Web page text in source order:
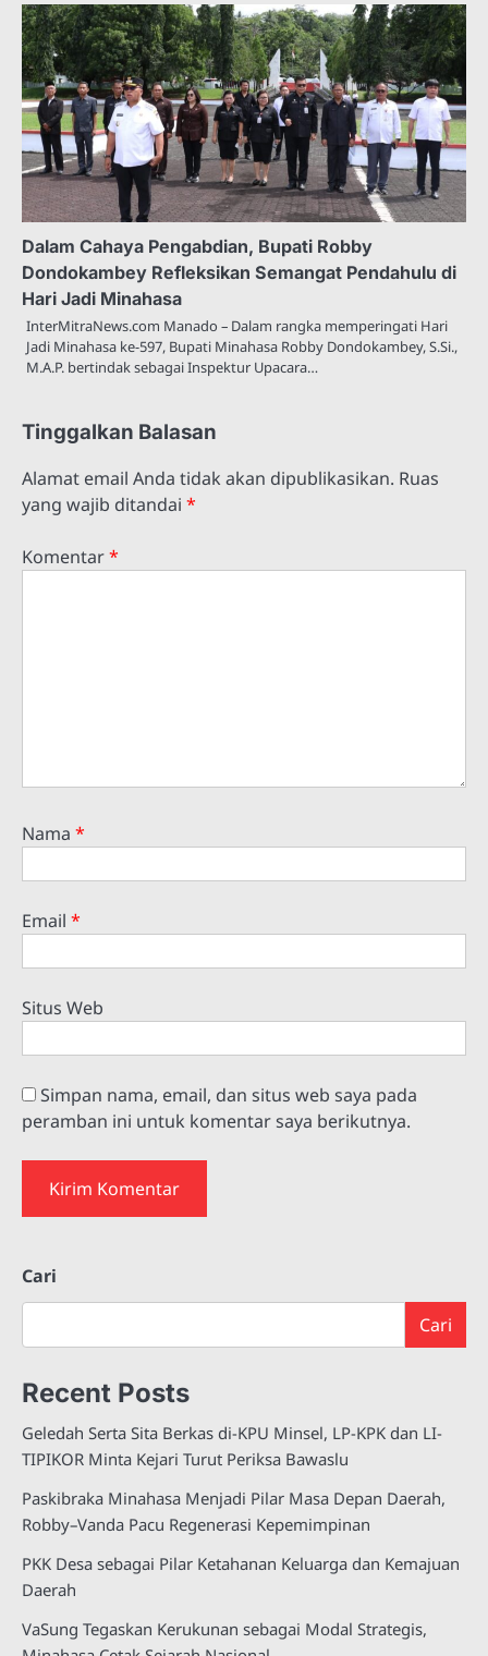
Dalam Cahaya Pengabdian, Bupati Robby
Dondokambey Refleksikan Semangat Pendahulu di
Hari Jadi Minahasa
InterMitraNews.com Manado – Dalam rangka memperingati Hari
Jadi Minahasa ke-597, Bupati Minahasa Robby Dondokambey, S.Si.,
M.A.P. bertindak sebagai Inspektur Upacara…
Tinggalkan Balasan
Alamat email Anda tidak akan dipublikasikan. Ruas
yang wajib ditandai *
Komentar*
Nama *
Email *
Situs Web
Simpan nama, email, dan situs web saya pada
peramban ini untuk komentar saya berikutnya.
Cari
Cari
Recent Posts
Geledah Serta Sita Berkas di-KPU Minsel, LP-KPK dan LI-
TIPIKOR Minta Kejari Turut Periksa Bawaslu
Paskibraka Minahasa Menjadi Pilar Masa Depan Daerah,
Robby–Vanda Pacu Regenerasi Kepemimpinan
PKK Desa sebagai Pilar Ketahanan Keluarga dan Kemajuan
Daerah
VaSung Tegaskan Kerukunan sebagai Modal Strategis,